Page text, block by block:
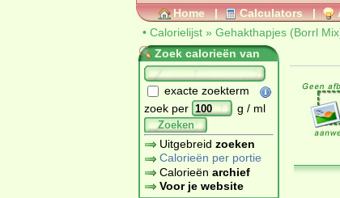
Home | Calculators |
• Calorielijst » Gehakthapjes (Borrl
Zoek calorieën van
exacte zoekterm
zoek per
g / ml
Zoeken
Uitgebreid zoeken
Calorieën per portie
Calorieën archief
Voor je website